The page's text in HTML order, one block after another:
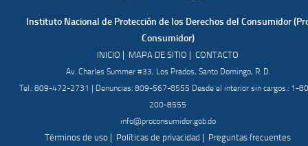
Instituto Nacional de Protección de los Derechos del Consumidor
Consumidor)
INICIO | MAPA DE SITIO | CONTACTO
Av. Charles Summer #33, Los Prados, Santo Domingo, R. D.
Tel.: 809-472-2731 | Denuncias: 809-567-8555 Desde el interior sin cargos.: 1-
200-8555
info@proconsumidor.gob.do
Términos de uso | Políticas de privacidad | Preguntas frecuentes